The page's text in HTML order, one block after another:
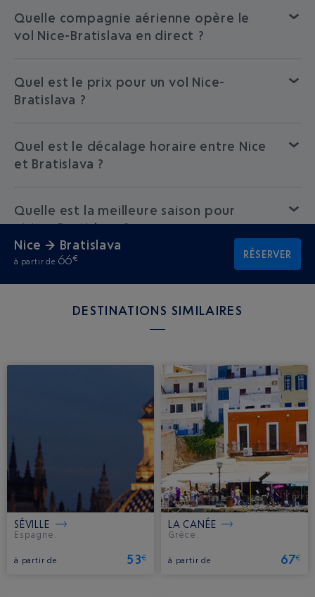
Nice → Bratislava
à partir de 66€ RÉSERVER
Quelle compagnie aérienne opère le
vol Nice-Bratislava en direct ?
Quel est le prix pour un vol Nice-
Bratislava ?
Quel est le décalage horaire entre Nice
et Bratislava ?
Quelle est la meilleure saison pour
visiter Bratislava ?
DESTINATIONS SIMILAIRES
SÉVILLE
Espagne.
à partir de 53€
LA CANÉE
Grèce.
à partir de 67€